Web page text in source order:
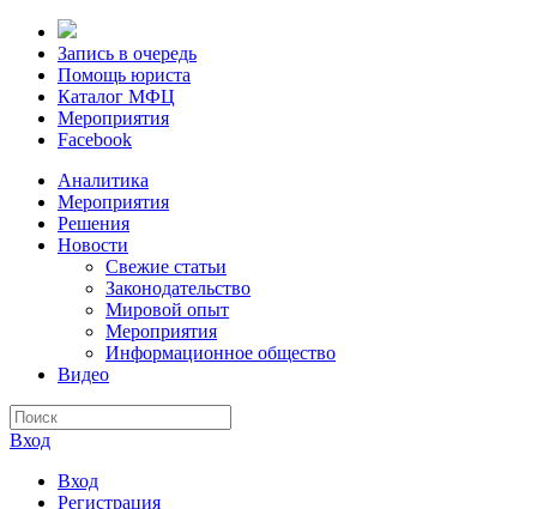
Запись в очередь
Помощь юриста
Каталог МФЦ
Мероприятия
Facebook
Аналитика
Мероприятия
Решения
Новости
Свежие статьи
Законодательство
Мировой опыт
Мероприятия
Информационное общество
Видео
Вход
Вход
Регистрация